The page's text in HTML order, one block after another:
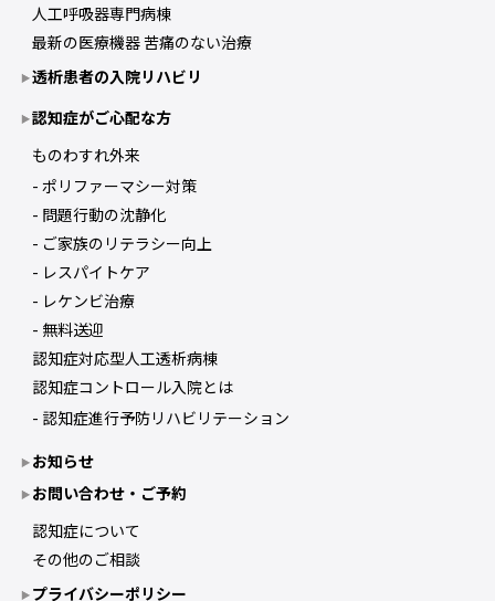
人工呼吸器専門病棟
最新の医療機器 苦痛のない治療
透析患者の入院リハビリ
認知症がご心配な方
ものわすれ外来
ポリファーマシー対策
問題行動の沈静化
ご家族のリテラシー向上
レスパイトケア
レケンビ治療
無料送迎
認知症対応型人工透析病棟
認知症コントロール入院とは
認知症進行予防リハビリテーション
お知らせ
お問い合わせ・ご予約
認知症について
その他のご相談
プライバシーポリシー